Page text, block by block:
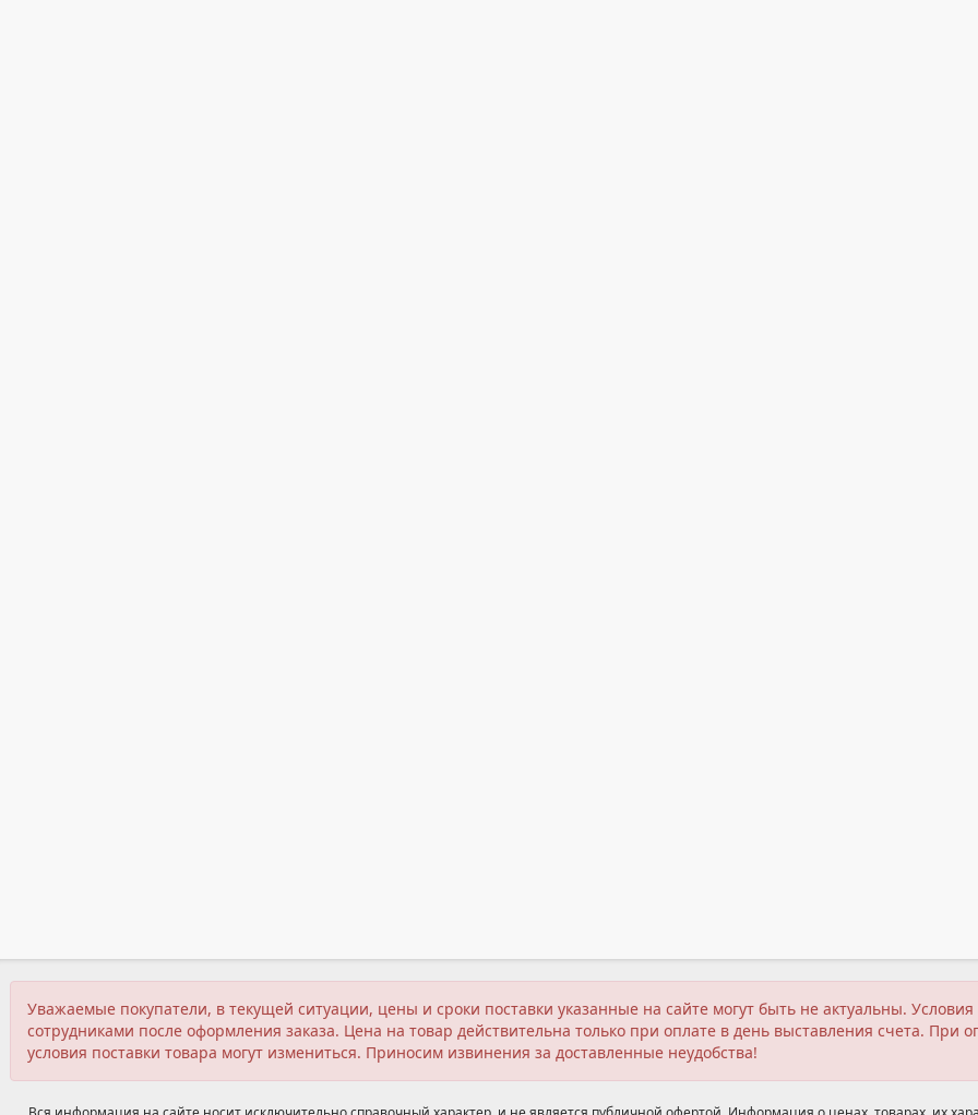
Уважаемые покупатели, в текущей ситуации, цены и сроки поставки указанные на сайте могут быть не актуальны.
сотрудниками после оформления заказа. Цена на товар действительна только при оплате в день выставления счета.
условия поставки товара могут измениться. Приносим извинения за доставленные неудобства!